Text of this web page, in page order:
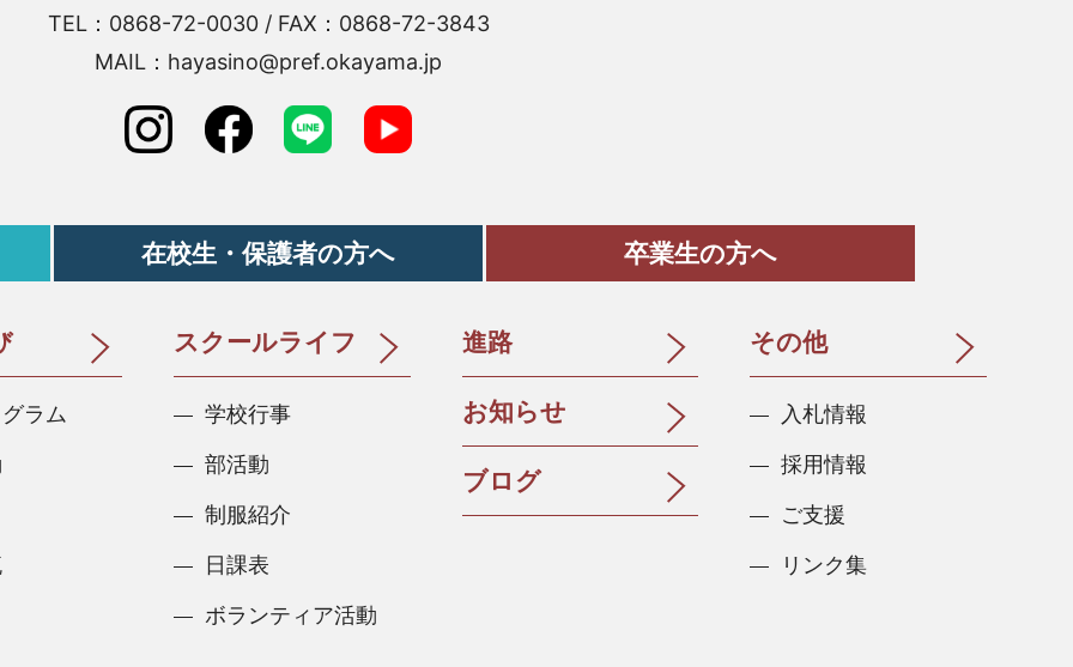
TEL：0868-72-0030 / FAX：0868-72-3843
MAIL：hayasino@pref.okayama.jp
在校生・保護者の方へ 卒業生の方へ
ラム
スクールライフ
学校行事
部活動
制服紹介
日課表
ボランティア活動
進路
お知らせ
ブログ
その他
入札情報
採用情報
ご支援
リンク集